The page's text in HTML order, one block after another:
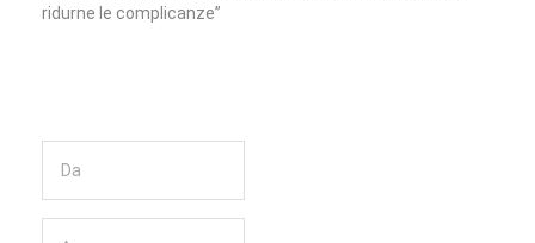
ridurne le complicanze”